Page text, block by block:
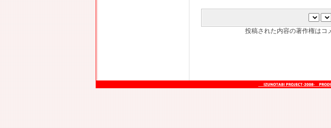
投稿された内容の著作権はコ